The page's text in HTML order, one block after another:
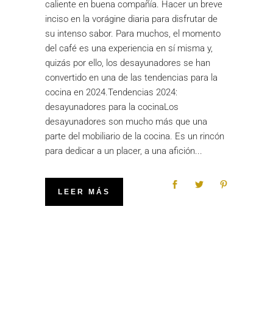
caliente en buena compañía. Hacer un breve
inciso en la vorágine diaria para disfrutar de
su intenso sabor. Para muchos, el momento
del café es una experiencia en sí misma y,
quizás por ello, los desayunadores se han
convertido en una de las tendencias para la
cocina en 2024.Tendencias 2024:
desayunadores para la cocinaLos
desayunadores son mucho más que una
parte del mobiliario de la cocina. Es un rincón
para dedicar a un placer, a una afición
LEER MÁS